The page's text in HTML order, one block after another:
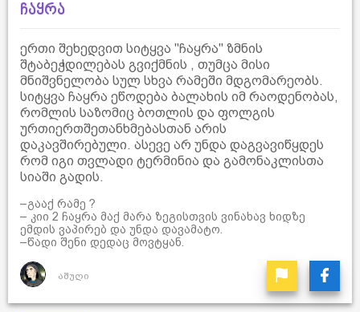
ჩაყრა
ერთი შეხედვით სიტყვა "ჩაყრა" ზმნის
შტაბეჭდილებას გვიქმნის , თუმცა მისი
მნიშვნელობა სულ სხვა რამეში მდგომარეობს.
სიტყვა ჩაყრა ეწოდება ბალახის იმ რაოდენობას,
რომლის საზომიც ბოთლის და ფოლგის
ურთიერთშეთანხმებასთან არის
დაკავშირებული. ასევე არ უნდა დაგვავიწყდეს
რომ იგი თვლადი ტერმინია და გამონაკლისთა
სიაში გადის.
–გააქ რამე ?
– კიი 2 ჩაყრა მაქ მარა ზეგისთვის ვინახავ ხიდზე
ემდის ვაპირებ და უნდა დავამატო.
–წადი შენი დედაც მოვტყან.
აშუღი